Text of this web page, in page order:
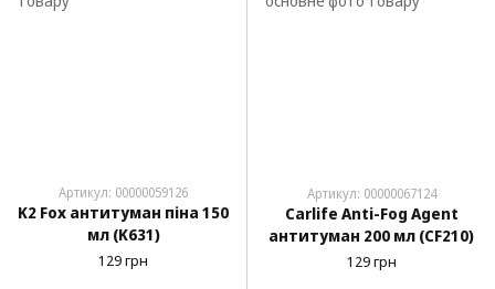
Артикул: 00000059126
K2 Fox антитуман піна 150
мл (K631)
129 грн
Артикул: 00000067124
Carlife Anti-Fog Agent
антитуман 200 мл (CF210)
129 грн